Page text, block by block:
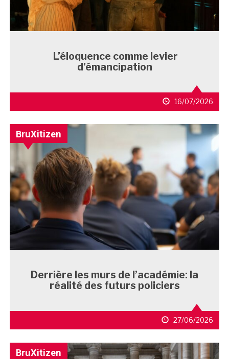
L’éloquence comme levier
d’émancipation
16/07/2026
BruXitizen
Derrière les murs de l’académie: la
réalité des futurs policiers
27/06/2026
BruXitizen